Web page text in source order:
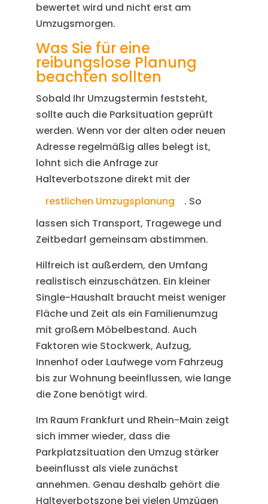
bewertet wird und nicht erst am
Umzugsmorgen.
Was Sie für eine
reibungslose Planung
beachten sollten
Sobald Ihr Umzugstermin feststeht,
sollte auch die Parksituation geprüft
werden. Wenn vor der alten oder neuen
Adresse regelmäßig alles belegt ist,
lohnt sich die Anfrage zur
Halteverbotszone direkt mit der
restlichen Umzugsplanung
. So
lassen sich Transport, Tragewege und
Zeitbedarf gemeinsam abstimmen.
Hilfreich ist außerdem, den Umfang
realistisch einzuschätzen. Ein kleiner
Single-Haushalt braucht meist weniger
Fläche und Zeit als ein Familienumzug
mit großem Möbelbestand. Auch
Faktoren wie Stockwerk, Aufzug,
Innenhof oder Laufwege vom Fahrzeug
bis zur Wohnung beeinflussen, wie lange
die Zone benötigt wird.
Im Raum Frankfurt und Rhein-Main zeigt
sich immer wieder, dass die
Parkplatzsituation den Umzug stärker
beeinflusst als viele zunächst
annehmen. Genau deshalb gehört die
Halteverbotszone bei vielen Umzügen